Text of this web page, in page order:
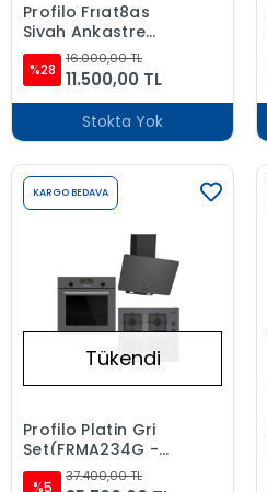
Profilo Frıat8as
Siyah Ankastre
Mikrodalga Fırın
%28
16.000,00 TL
11.500,00 TL
Stokta Yok
KARGO BEDAVA
Tükendi
Profilo Platin Gri
Set(FRMA234G -
OE36P9P10D -
%5
37.400,00 TL